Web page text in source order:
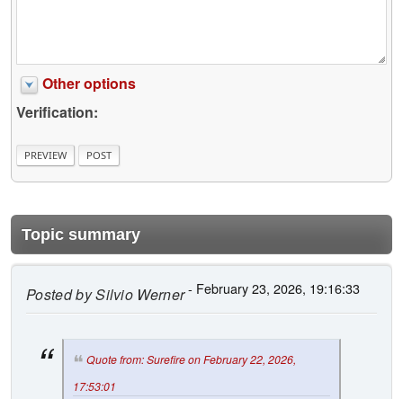
Other options
Verification:
Topic summary
Posted bySilvio Werner- February 23, 2026, 19:16:33
Quote from: Surefire on February 22, 2026,
17:53:01